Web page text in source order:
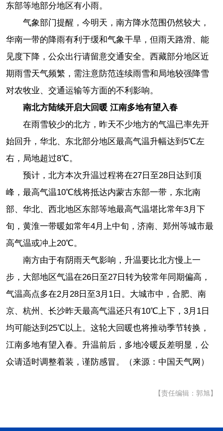
东部等地部分地区有小雨。
气象部门提醒，今明天，南方降水范围仍然较大，
华南一带的降雨有利于缓和气象干旱，但雨天路滑、能
见度下降，公众出行请留意交通安全。西藏部分地区近
期雨雪天气频繁，需注意防范连续雨雪和局地较强降雪
对农牧业、交通运输等方面的不利影响。
南北方陆续开启大回暖 江南多地有望入春
在雨雪较少的北方，昨天不少地方的气温已率先开
始回升，华北、东北部分地区最高气温升幅达到5℃左
右，局地超过8℃。
预计，北方本次升温过程将在27日至28日达到顶
峰，最高气温10℃线将抵达内蒙古东部一带，东北南
部、华北、西北地区东部等地最高气温堪比常年3月下
旬，黄淮一带暖如常年4月上中旬，济南、郑州等城市最
高气温或冲上20℃。
南方由于有阴雨天气影响，升温要比北方慢上一
步，大部地区气温在26日至27日转为较常年同期偏高，
气温高点多在2月28日至3月1日。大城市中，合肥、南
京、杭州、长沙昨天最高气温还只有10℃上下，3月1日
均可能达到25℃以上。这轮大回暖也将推动季节转换，
江南多地有望入春。升温前后，多地冷暖反差明显，公
众请适时调整着装，谨防感冒。（来源：中国天气网）
【责任编辑：郭旭】